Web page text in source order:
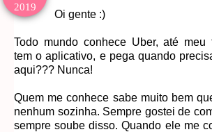
2019
Oi gente :)
Todo mundo conhece Uber, até meu
tem o aplicativo, e pega quando
aqui??? Nunca!
Quem me conhece sabe muito bem
nenhum sozinha. Sempre gostei de
sempre soube disso. Quando ele me